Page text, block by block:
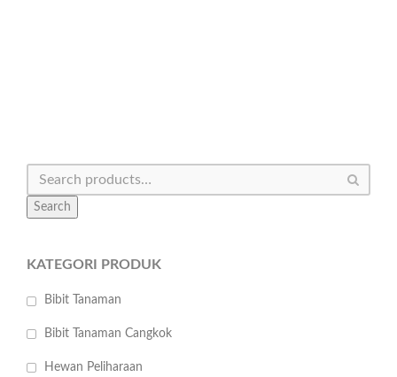
Search
KATEGORI PRODUK
Bibit Tanaman
Bibit Tanaman Cangkok
Hewan Peliharaan